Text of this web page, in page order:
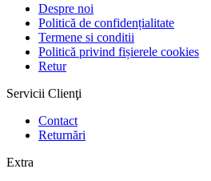
Despre noi
Politică de confidențialitate
Termene si conditii
Politică privind fișierele cookies
Retur
Servicii Clienţi
Contact
Returnări
Extra